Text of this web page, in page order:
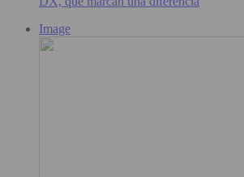
Image